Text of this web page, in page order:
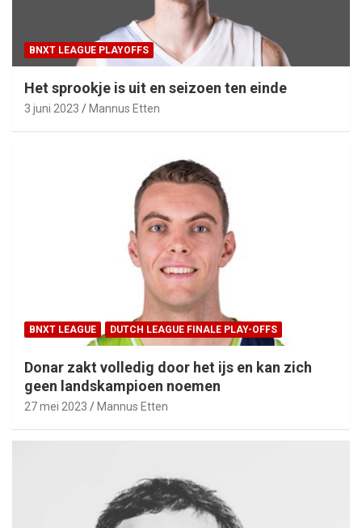
BNXT LEAGUE PLAYOFFS
Het sprookje is uit en seizoen ten einde
3 juni 2023 Mannus Etten
BNXT LEAGUE DUTCH LEAGUE FINALE PLAY-OFFS
Donar zakt volledig door het ijs en kan zich
geen landskampioen noemen
27 mei 2023 Mannus Etten